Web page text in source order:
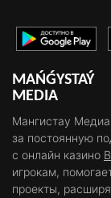
MAŃǴYSTAÝ
MEDIA
Мангистау Медиа
за постоянную
с онлайн казино
игрокам,
проекты,